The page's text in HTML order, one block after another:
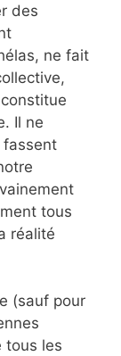
des
ne fait
Il ne
fassent
tous
réalité
(sauf pour
tous les